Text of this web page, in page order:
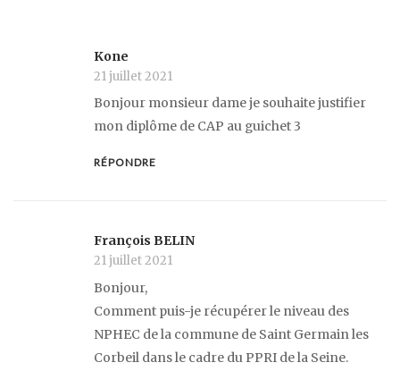
Kone
21 juillet 2021
Bonjour monsieur dame je souhaite justifier
mon diplôme de CAP au guichet 3
RÉPONDRE
François BELIN
21 juillet 2021
Bonjour,
Comment puis-je récupérer le niveau des
NPHEC de la commune de Saint Germain les
Corbeil dans le cadre du PPRI de la Seine.